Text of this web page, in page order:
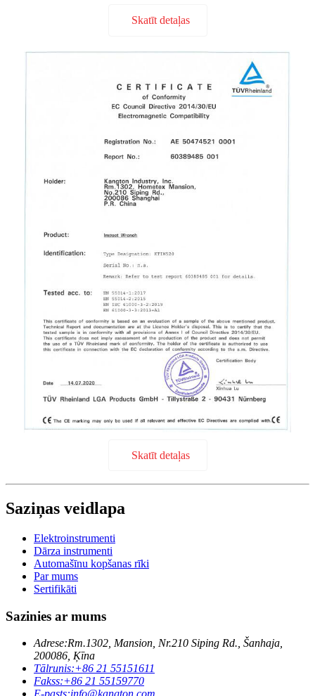
Skatīt detaļas
Skatīt detaļas
Saziņas veidlapa
Elektroinstrumenti
Dārza instrumenti
Automašīnu kopšanas rīki
Par mums
Sertifikāti
Sazinies ar mums
Adrese:Rm.1302, Mansion, Nr.210 Siping Rd., Šanhaja,
200086, Ķīna
Tālrunis:+86 21 55151611
Fakss:+86 21 55159770